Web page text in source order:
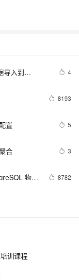
导入到
4
8193
置 5
合 3
物联
8782
支持修
合并和切分
训课程